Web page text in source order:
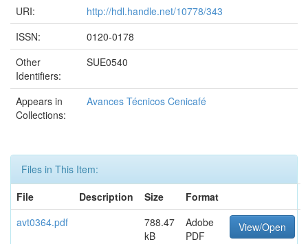
URI:
http://hdl.handle.net/10778/343
ISSN:
0120-0178
Other
Identifiers:
SUE0540
Appears in
Collections:
Avances Técnicos Cenicafé
Files in This Item:
File
Description Size
Format
avt0364.pdf
788.47
kB
Adobe
PDF
View/Open